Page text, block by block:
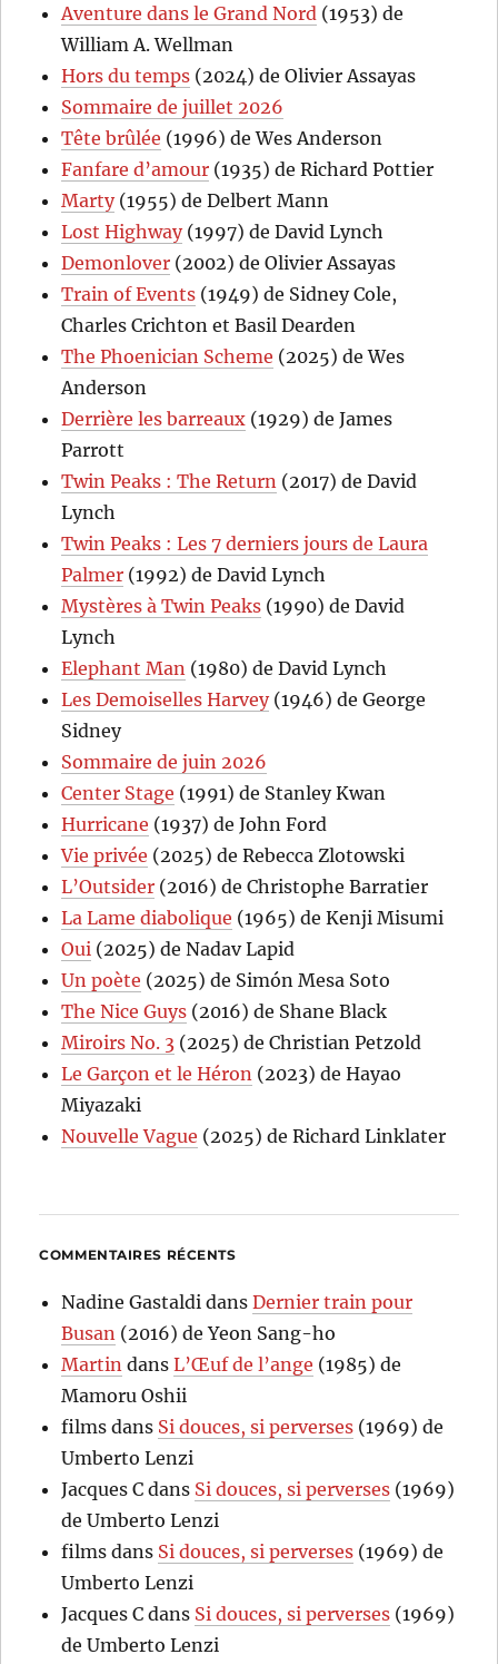
Aventure dans le Grand Nord (1953) de
William A. Wellman
Hors du temps (2024) de Olivier Assayas
Sommaire de juillet 2026
Tête brûlée (1996) de Wes Anderson
Fanfare d’amour (1935) de Richard Pottier
Marty(1955) de Delbert Mann
Lost Highway(1997) de David Lynch
Demonlover (2002) de Olivier Assayas
Train of Events (1949) de Sidney Cole,
Charles Crichton et Basil Dearden
The Phoenician Scheme (2025) de Wes
Anderson
Derrière les barreaux (1929) de James
Parrott
Twin Peaks : The Return (2017) de David
Lynch
Twin Peaks : Les 7 derniers jours de Laura
Palmer (1992) de David Lynch
Mystères à Twin Peaks (1990) de David
Lynch
Elephant Man (1980) de David Lynch
Les Demoiselles Harvey(1946) de George
Sidney
Sommaire de juin 2026
Center Stage (1991) de Stanley Kwan
Hurricane (1937) de John Ford
Vie privée (2025) de Rebecca Zlotowski
L’Outsider (2016) de Christophe Barratier
La Lame diabolique (1965) de Kenji Misumi
Oui (2025) de Nadav Lapid
Un poète (2025) de Simón Mesa Soto
The Nice Guys (2016) de Shane Black
Miroirs No. 3 (2025) de Christian Petzold
Le Garçon et le Héron (2023) de Hayao
Miyazaki
Nouvelle Vague (2025) de Richard Linklater
COMMENTAIRES RÉCENTS
Nadine Gastaldi dansDernier train pour
Busan (2016) de Yeon Sang-ho
Martin dansL’Œuf de l’ange (1985) de
Mamoru Oshii
films dans Si douces, si perverses (1969) de
Umberto Lenzi
Jacques C dans Si douces, si perverses (1969)
de Umberto Lenzi
films dans Si douces, si perverses (1969) de
Umberto Lenzi
Jacques C dans Si douces, si perverses (1969)
de Umberto Lenzi